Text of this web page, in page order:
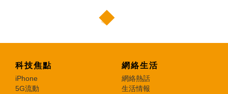
科技焦點
iPhone
5G流動
網絡生活
網絡熱話
生活情報